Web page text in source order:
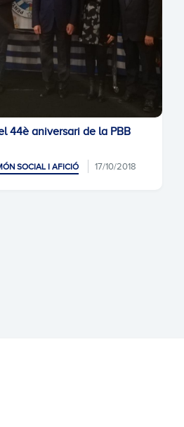
44è aniversari de la PBB
SOCIAL I AFICIÓ 17/10/2018